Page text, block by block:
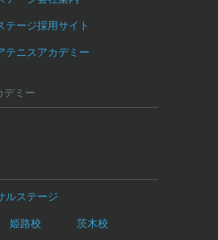
テージ採用サイト
テニスアカデミー
デミー
ルステージ
姫路校 茨木校